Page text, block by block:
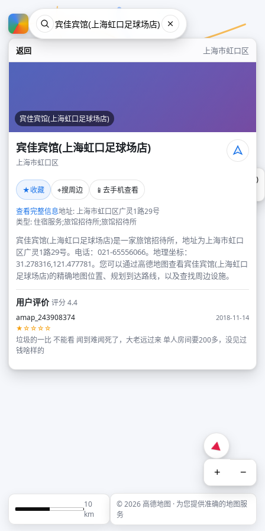
返回 上海市虹口区
宾佳宾馆(上海虹口足球场店)
宾佳宾馆(上海虹口足球场店)
上海市虹口区
★收藏 ⌖搜周边 📱 去手机查看
查看完整信息地址: 上海市虹口区广灵1路29号
类型: 住宿服务;旅馆招待所;旅馆招待所
宾佳宾馆(上海虹口足球场店)是一家旅馆招待所，地址为上海市虹口
区广灵1路29号。电话：021-65556066。地理坐标：
31.278316,121.477781。您可以通过高德地图查看宾佳宾馆(上海虹口
足球场店)的精确地图位置、规划到达路线，以及查找周边设施。
用户评价评分 4.4
amap_243908374
2018-11-14
★☆☆☆☆
垃圾的一比 不能看 闻到难闻死了，大老远过来 单人房间要200多，没见过
钱啥样的
宾佳宾馆(上海虹口足球场店)
+ −
10
km
© 2026 高德地图 · 为您提供准确的地图服
务